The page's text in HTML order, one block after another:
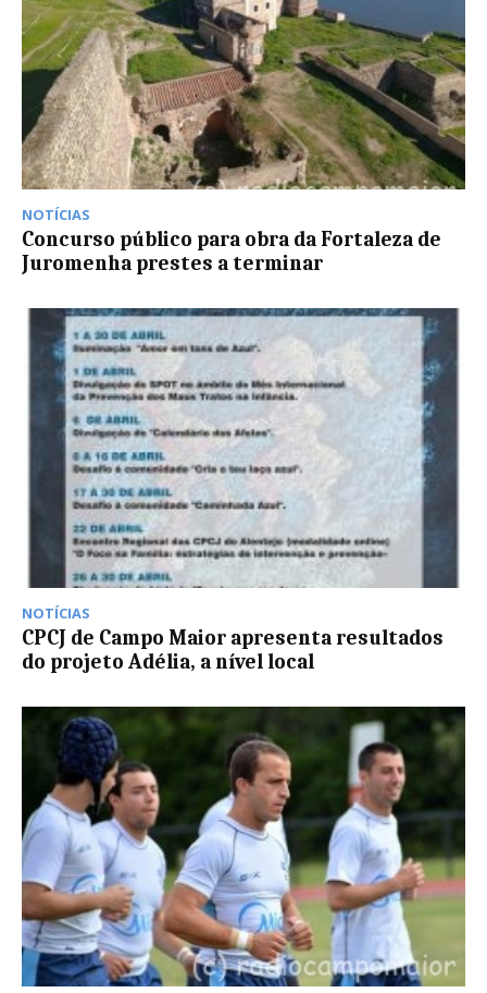
NOTÍCIAS
Concurso público para obra da Fortaleza de
Juromenha prestes a terminar
NOTÍCIAS
CPCJ de Campo Maior apresenta resultados
do projeto Adélia, a nível local